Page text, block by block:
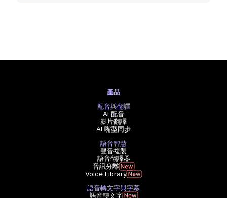
產品
配音與翻譯
AI 配音
影片翻譯
AI 嘴型同步
語音智慧
聲音複製
語音翻譯器
音訊分離
Voice Library
語音轉文字與字幕
語音轉文字